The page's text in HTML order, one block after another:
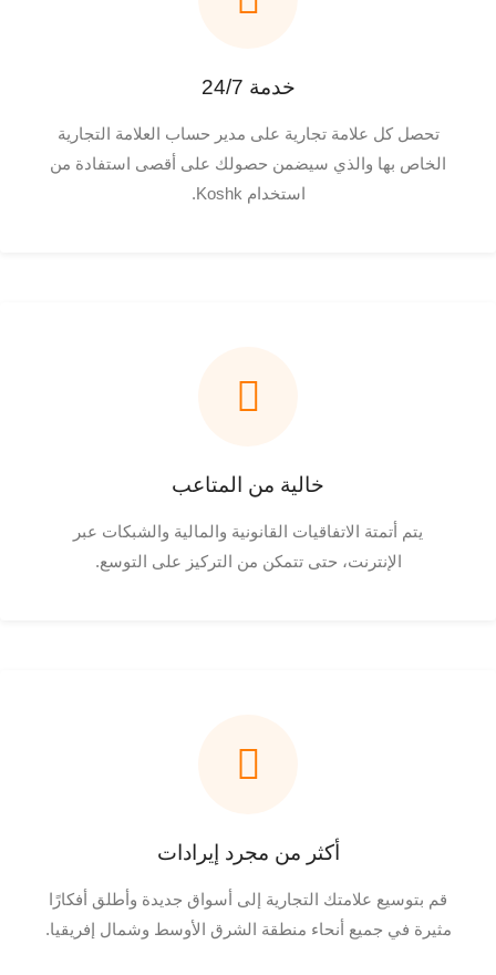
خدمة 24/7
تحصل كل علامة تجارية على مدير حساب العلامة التجارية
الخاص بها والذي سيضمن حصولك على أقصى استفادة من
استخدام Koshk.
خالية من المتاعب
يتم أتمتة الاتفاقيات القانونية والمالية والشبكات عبر
الإنترنت، حتى تتمكن من التركيز على التوسع.
أكثر من مجرد إيرادات
قم بتوسيع علامتك التجارية إلى أسواق جديدة وأطلق أفكارًا
مثيرة في جميع أنحاء منطقة الشرق الأوسط وشمال إفريقيا.